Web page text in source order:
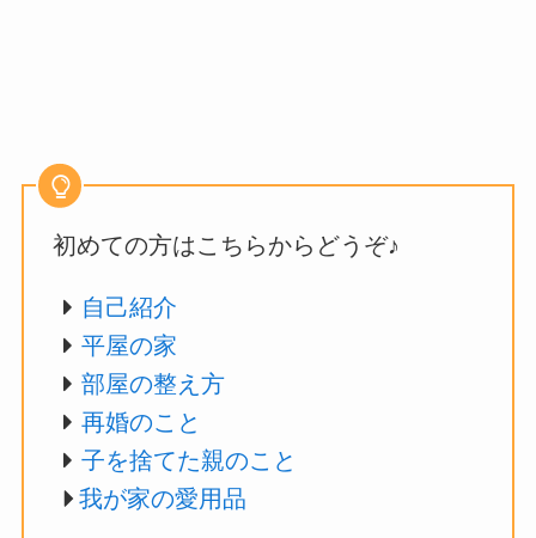
初めての方はこちらからどうぞ♪
自己紹介
平屋の家
部屋の整え方
再婚のこと
子を捨てた親のこと
我が家の愛用品